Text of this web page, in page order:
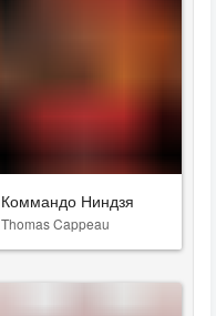
Коммандо Ниндзя
Thomas Cappeau